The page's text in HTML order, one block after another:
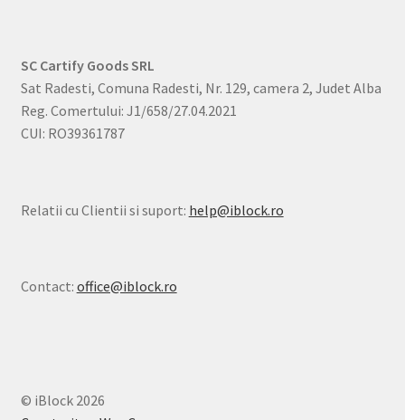
SC Cartify Goods SRL
Sat Radesti, Comuna Radesti, Nr. 129, camera 2, Judet Alba
Reg. Comertului: J1/658/27.04.2021
CUI: RO39361787
Relatii cu Clientii si suport: help@iblock.ro
Contact: office@iblock.ro
© iBlock 2026